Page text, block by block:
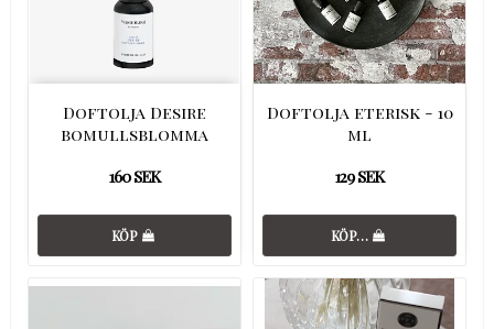
Doftolja Desire
bomullsblomma
160 SEK
KÖP
Doftolja eterisk - 10
ml
129 SEK
KÖP…